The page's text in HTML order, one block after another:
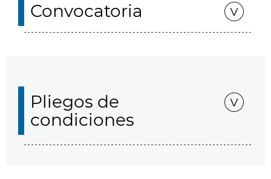
Convocatoria
Pliegos de
condiciones